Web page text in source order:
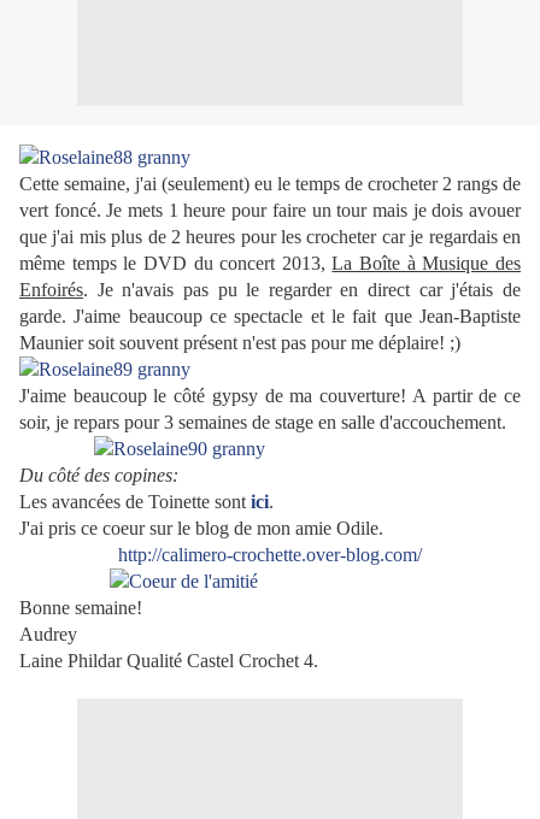
Cette semaine, j'ai (seulement) eu le temps de crocheter 2 rangs de
vert foncé. Je mets 1 heure pour faire un tour mais je dois avouer
que j'ai mis plus de 2 heures pour les crocheter car je regardais en
même temps le DVD du concert 2013,La Boîte à Musique des
Enfoirés. Je n'avais pas pu le regarder en direct car j'étais de
garde. J'aime beaucoup ce spectacle et le fait que Jean-Baptiste
Maunier soit souvent présent n'est pas pour me déplaire! ;)
J'aime beaucoup le côté gypsy de ma couverture! A partir de ce
soir, je repars pour 3 semaines de stage en salle d'accouchement.
Du côté des copines:
Les avancées de Toinette sont ici.
J'ai pris ce coeur sur le blog de mon amie Odile.
http://calimero-crochette.over-blog.com/
Bonne semaine!
Audrey
Laine Phildar Qualité Castel Crochet 4.